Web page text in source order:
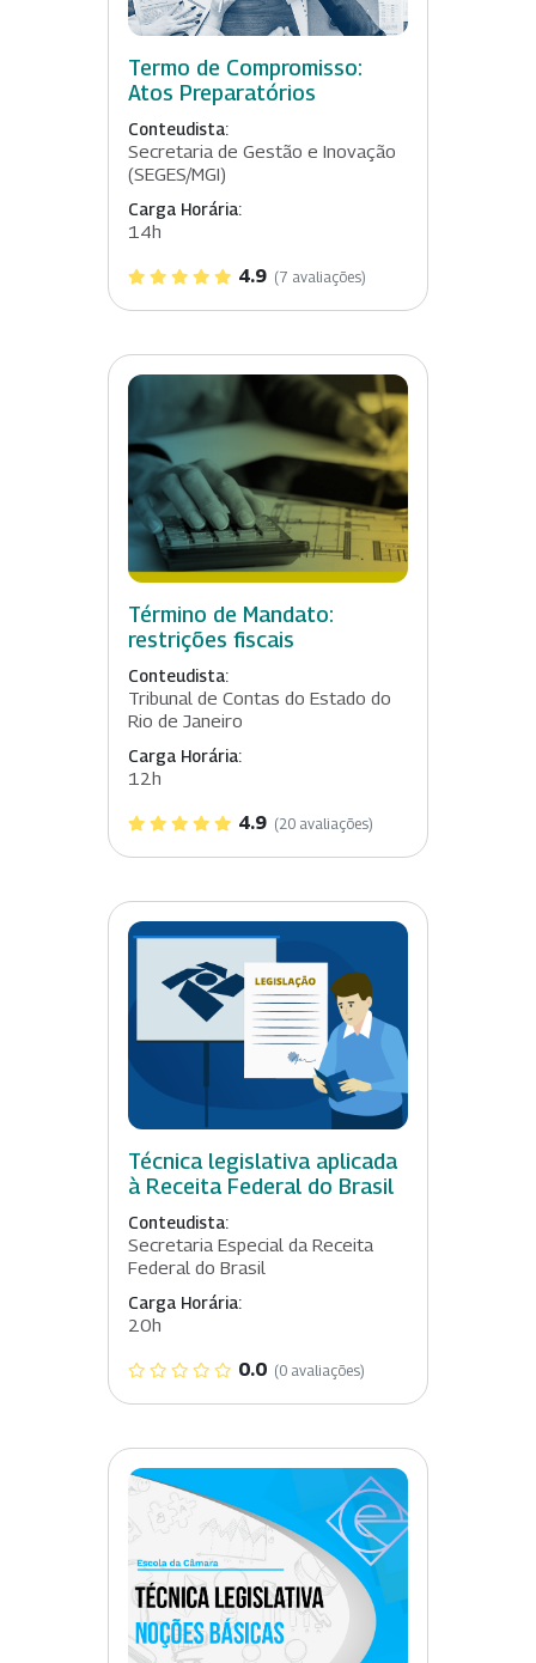
Termo de Compromisso:
Atos Preparatórios
Conteudista:
Secretaria de Gestão e Inovação
(SEGES/MGI)
Carga Horária:
14h
4.9 (7 avaliações)
Término de Mandato:
restrições fiscais
Conteudista:
Tribunal de Contas do Estado do
Rio de Janeiro
Carga Horária:
12h
4.9 (20 avaliações)
Técnica legislativa aplicada
à Receita Federal do Brasil
Conteudista:
Secretaria Especial da Receita
Federal do Brasil
Carga Horária:
20h
0.0 (0 avaliações)